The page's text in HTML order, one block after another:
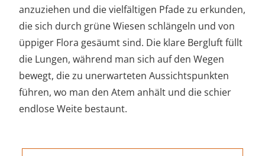
anzuziehen und die vielfältigen Pfade zu erkunden,
die sich durch grüne Wiesen schlängeln und von
üppiger Flora gesäumt sind. Die klare Bergluft füllt
die Lungen, während man sich auf den Wegen
bewegt, die zu unerwarteten Aussichtspunkten
führen, wo man den Atem anhält und die schier
endlose Weite bestaunt.